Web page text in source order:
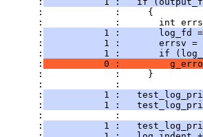
:             :     {
:             :       int
:
1 :       log_fd
:
1 :       errsv =
:
1 :       if
:
0 :
:             :     }
:             :
:
1 :
:
1 :
:             :
:
1 :